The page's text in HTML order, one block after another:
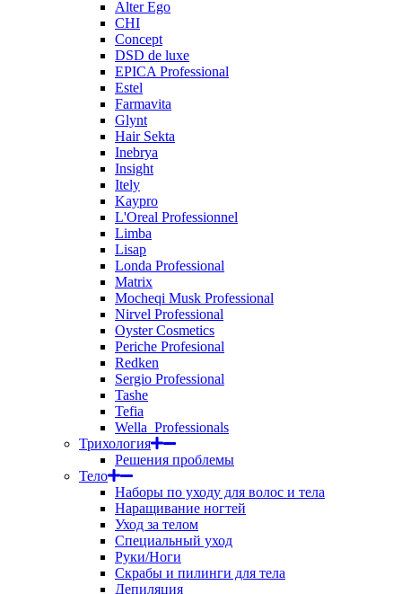
Alter Ego
CHI
Concept
DSD de luxe
EPICA Professional
Estel
Farmavita
Glynt
Hair Sekta
Inebrya
Insight
Itely
Kaypro
L'Oreal Professionnel
Limba
Lisap
Londa Professional
Matrix
Mocheqi Musk Professional
Nirvel Professional
Oyster Cosmetics
Periche Profesional
Redken
Sergio Professional
Tashe
Tefia
Wella_Professionals
Трихология
Решения проблемы
Тело
Наборы по уходу для волос и тела
Наращивание ногтей
Уход за телом
Специальный уход
Руки/Ноги
Скрабы и пилинги для тела
Депиляция